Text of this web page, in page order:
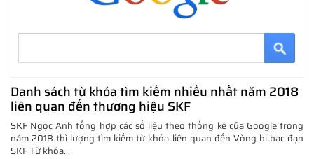
Danh sách từ khóa tìm kiếm nhiều nhất năm 2018
liên quan đến thương hiệu SKF
SKF Ngọc Anh tổng hợp các số liệu theo thống kê của Google trong
năm 2018 thì lượng tìm kiếm từ khóa liên quan đến Vòng bi bạc đạn
SKF Từ khóa...